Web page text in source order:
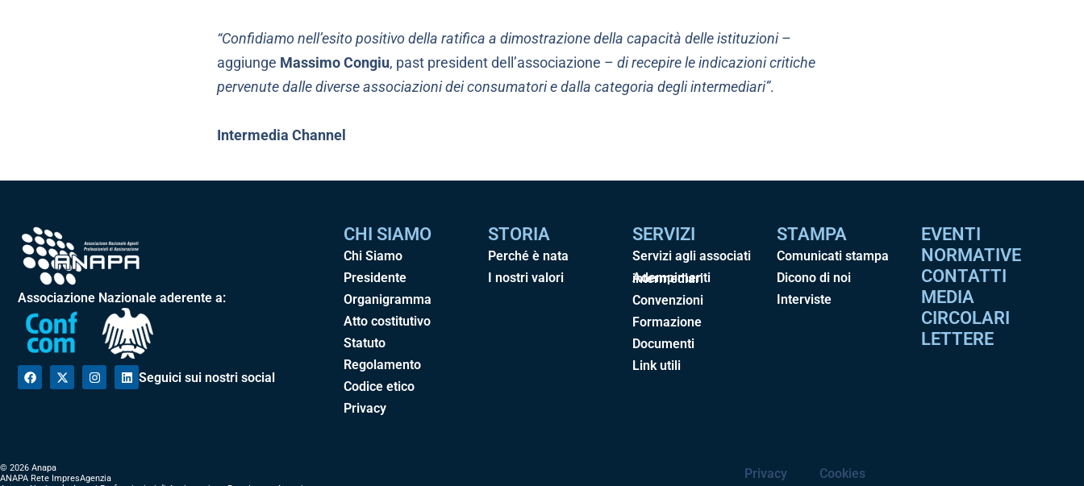
“Confidiamo nell’esito positivo della ratifica a dimostrazione della capacità delle istituzioni–
aggiunge Massimo Congiu, past president dell’associazione – di recepire le indicazioni critiche
pervenute dalle diverse associazioni dei consumatori e dalla categoria degli intermediari”.
Intermedia Channel
Associazione Nazionale aderente a:
Seguici sui nostri social
CHI SIAMO
Chi Siamo
Presidente
Organigramma
Atto costitutivo
Statuto
Regolamento
Codice etico
Privacy
STORIA
Perché è nata
I nostri valori
SERVIZI
Servizi agli associati
Adempimenti intermediari
Convenzioni
Formazione
Documenti
Link utili
STAMPA
Comunicati stampa
Dicono di noi
Interviste
EVENTI
NORMATIVE
CONTATTI
MEDIA
CIRCOLARI
LETTERE
© 2026 Anapa
ANAPA Rete ImpresAgenzia
Privacy Cookies